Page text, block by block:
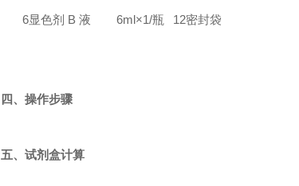
6显色剂 B 液 6ml×1/瓶 12密封袋
四、操作步骤
五、试剂盒计算